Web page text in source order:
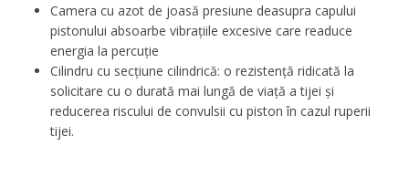
Camera cu azot de joasă presiune deasupra capului
pistonului absoarbe vibrațiile excesive care readuce
energia la percuție
Cilindru cu secțiune cilindrică: o rezistență ridicată la
solicitare cu o durată mai lungă de viață a tijei și
reducerea riscului de convulsii cu piston în cazul ruperii
tijei.